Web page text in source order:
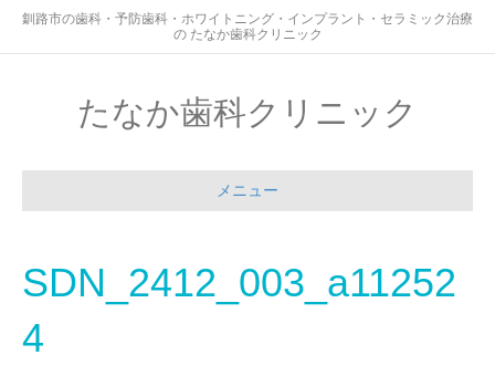
釧路市の歯科・予防歯科・ホワイトニング・インプラント・セラミック治療
の たなか歯科クリニック
たなか歯科クリニック
メニュー
SDN_2412_003_a11252
4